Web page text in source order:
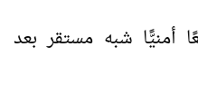
أمنيًّا شبه مستقر بعد